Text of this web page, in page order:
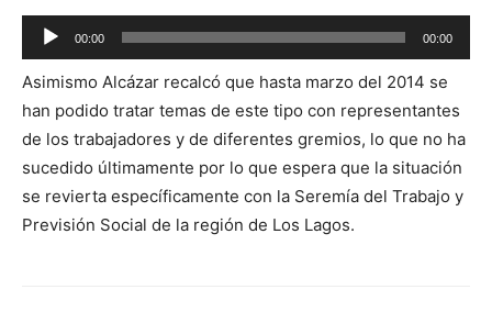
Reproductor
de
audio
00:00 00:00
Asimismo Alcázar recalcó que hasta marzo del 2014 se
han podido tratar temas de este tipo con representantes
de los trabajadores y de diferentes gremios, lo que no ha
sucedido últimamente por lo que espera que la situación
se revierta específicamente con la Seremía del Trabajo y
Previsión Social de la región de Los Lagos.